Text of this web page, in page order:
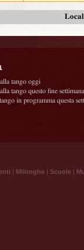
tango oggi
tango questo fine settimana
in programma questa
| Milonghe | Scuole |